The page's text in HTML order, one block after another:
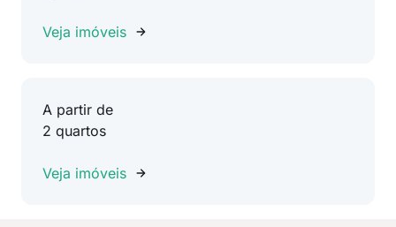
Veja imóveis
A partir de
2 quartos
Veja imóveis